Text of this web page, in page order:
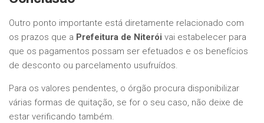
Outro ponto importante está diretamente relacionado com
os prazos que a Prefeitura de Niterói vai estabelecer para
que os pagamentos possam ser efetuados e os benefícios
de desconto ou parcelamento usufruídos.
Para os valores pendentes, o órgão procura disponibilizar
várias formas de quitação, se for o seu caso, não deixe de
estar verificando também.